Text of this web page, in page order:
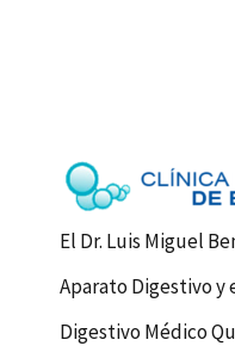
El Dr. Luis Miguel
Aparato Digestivo y
Digestivo Médico